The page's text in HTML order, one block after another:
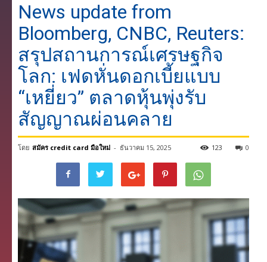
News update from
Bloomberg, CNBC, Reuters:
สรุปสถานการณ์เศรษฐกิจ
โลก: เฟดหั่นดอกเบี้ยแบบ
“เหยี่ยว” ตลาดหุ้นพุ่งรับ
สัญญาณผ่อนคลาย
โดย สมัคร credit card มือใหม่ - ธันวาคม 15, 2025 0
123